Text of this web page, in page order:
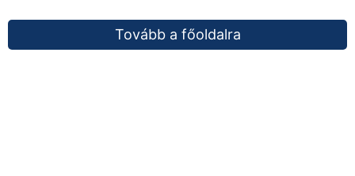
Tovább a főoldalra